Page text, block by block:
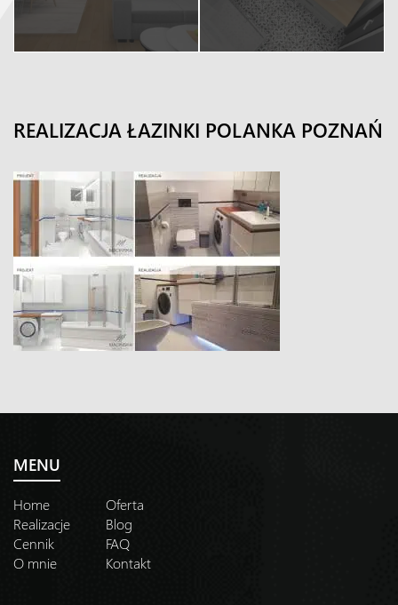
REALIZACJA ŁAZINKI POLANKA POZNAŃ
MENU
Home
Oferta
Realizacje
Blog
Cennik
FAQ
O mnie
Kontakt